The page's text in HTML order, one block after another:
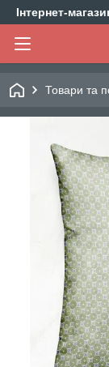
Інтернет-
Товари та